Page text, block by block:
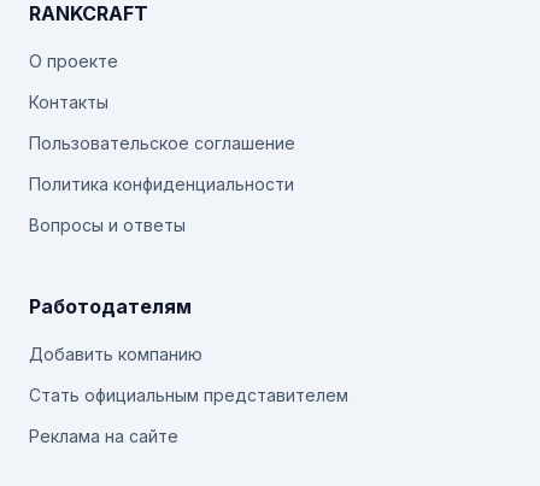
RANKCRAFT
О проекте
Контакты
Пользовательское соглашение
Политика конфиденциальности
Вопросы и ответы
Работодателям
Добавить компанию
Стать официальным представителем
Реклама на сайте